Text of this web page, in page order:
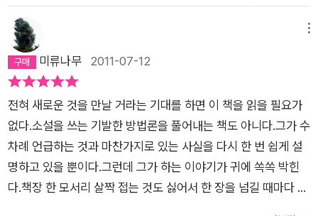
런 모순이 어디있나 싶어 3분의 1도채 못 읽고 때려치웠다.그로
부터 오랜 세월이 지나서 글 쓰는 풍토가 좀 바뀌어서일까? 비교
적 읽기 편하고 이론적이기 보단 실제적인 지침을 주는 글쓰기에
관한 책들이 많이 나왔다. 바람직하다고 본다. 지금까지 읽어 본
의 즐거움>이 였던 것 같다. 그런데 작가 이승우의 이 책은 스티
븐 킹의 책과는 또 다른 느낌이다. 질펀하지도 않고 우회하지도
않으며 군더더기가 없다. 깔끔하다. 현장에서 직접 뛰는 작가로서
소설쓰기의 실제적인 지침이 될만한작은 책이다. 그러나 작다고
얕볼 것이 아니다. 정말 알멩이만 추려서 일목요연하게 썼다. 특
누구에게 말할 것인지 정하고 상징과 은유를 생각해야 한다. 소설
의 시간과 공간을 염두해 두어야 한다... 쉬운 말로 간결하게 적힌
이 책은 글을 처음 써 보려는 사람들이나 창작 이론책을 처음 접
하는 사람들에게 권하고 싶다. 마음만 먹으면 아주 짧은 시간에
읽을 수 있을 만큼의 분량이었다. 요즘에는 창작 모임도 많은 편
이기 때문에 모임 사람들과 읽는다면 이 책을 조금 더 음미해 가
면서 읽을 수 있을 것이다. 어쨌든 이론은 이론일 뿐이다. '구슬이
서 말이라도 꿰어야 보배'라는 속담이 있는 것처럼, 이러한 이론
들을 어떻게 글을 직접 쓰는 데에 적용할 수 있을까 고민해 보는
것이 아닌가. -17쪽공통의 기억이 많은 사람은 많이 운다. 울게
하는 것은 그의 죽음이 아니라, 그와 함께했던 기억이다. -18쪽공
유한 기억이 많으면 헤어지기가 괴롭다. 그와 함께 만든 이야기가
충격한다. -21쪽참여는 창조적인 행위이다. 작가가 자기 소설에
마침표를 찍는 순간 소설이 완성되는 것이 아니고, 독자가 그 책
을 읽음으로써 완성된다. -23쪽우리는 읽으면서, 보면서, 들으면
서 이야기를 변형시킨다. 우리의 삶이 이야기와 섞인다. 이야기는
이야기를 낳는다. 이야기는, 아직 태어나지 않은 수없이 많은 이
미류나무 2011-07-12
전혀 새로운 것을 만날 거라는 기대를 하면 이 책을 읽을 필요가
없다.소설을 쓰는 기발한 방법론을 풀어내는 책도 아니다.그가 수
차례 언급하는 것과 마찬가지로 있는 사실을 다시 한 번 쉽게 설
명하고 있을 뿐이다.그런데 그가 하는 이야기가 귀에 쏙쏙 박힌
다.책장 한 모서리 살짝 접는 것도 싫어서 한 장을 넘길 때마다 다